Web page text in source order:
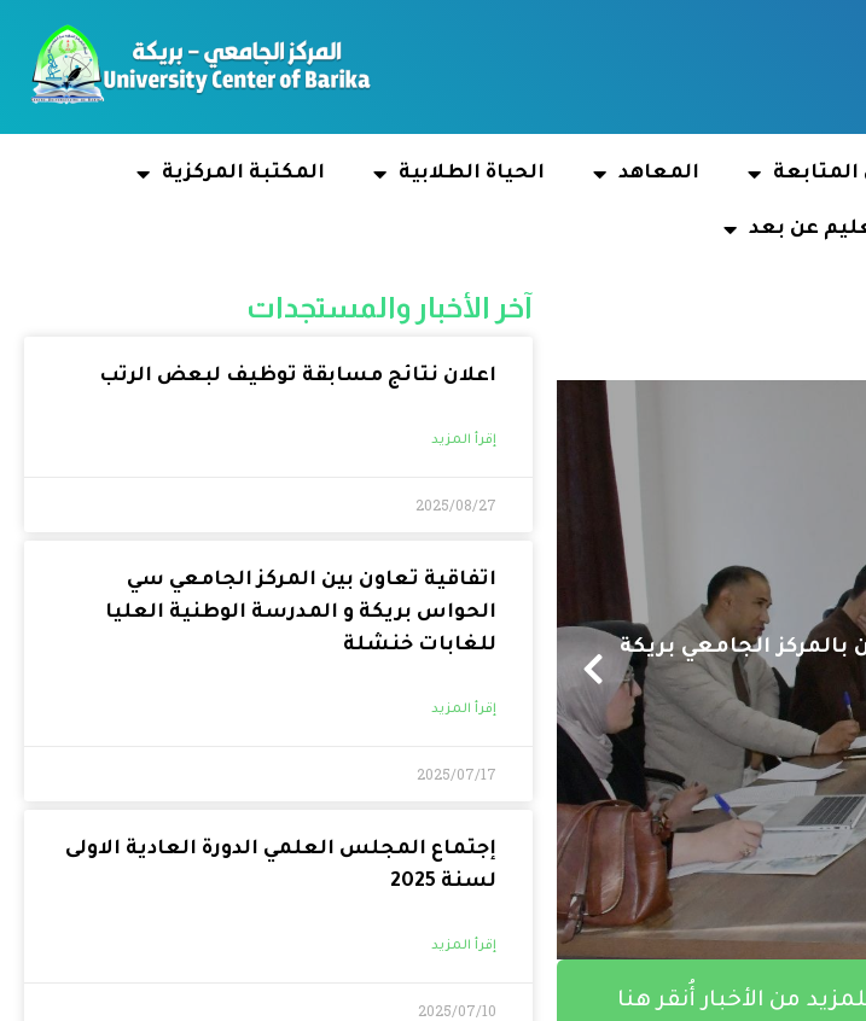
المعاهد الحياة الطلابية المكتبة المركزية
عن بعد
الجامعي بريكة
من الأخبار أُنقر هنا
آخر الأخبار والمستجدات
اعلان نتائج مسابقة توظيف لبعض الرتب
إقرأ المزيد
2025/08/27
اتفاقية تعاون بين المركز الجامعي سي
الحواس بريكة و المدرسة الوطنية العليا
للغابات خنشلة
إقرأ المزيد
2025/07/17
إجتماع المجلس العلمي الدورة العادية الاولى
لسنة 2025
إقرأ المزيد
2025/07/10